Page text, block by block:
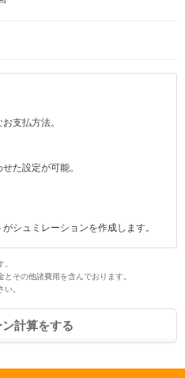
支払方法。
た設定が可能。
シュミレーションを作成します。
その他諸費用を含んでおります。
。
計算をする